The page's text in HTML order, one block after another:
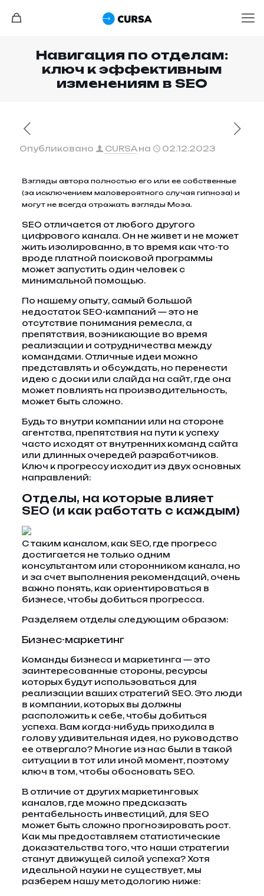
Навигация по отделам:
ключ к эффективным
изменениям в SEO
Опубликовано CURSA на 02.12.2023
Взгляды автора полностью его или ее собственные
(за исключением маловероятного случая гипноза) и
могут не всегда отражать взгляды Моза.
SEO отличается от любого другого
цифрового канала. Он не живет и не может
жить изолированно, в то время как что-то
вроде платной поисковой программы
может запустить один человек с
минимальной помощью.
По нашему опыту, самый большой
недостаток SEO-кампаний — это не
отсутствие понимания ремесла, а
препятствия, возникающие во время
реализации и сотрудничества между
командами. Отличные идеи можно
представлять и обсуждать, но перенести
идею с доски или слайда на сайт, где она
может повлиять на производительность,
может быть сложно.
Будь то внутри компании или на стороне
агентства, препятствия на пути к успеху
часто исходят от внутренних команд сайта
или длинных очередей разработчиков.
Ключ к прогрессу исходит из двух основных
направлений:
Отделы, на которые влияет
SEO (и как работать с каждым)
С таким каналом, как SEO, где прогресс
достигается не только одним
консультантом или сторонником канала, но
и за счет выполнения рекомендаций, очень
важно понять, как ориентироваться в
бизнесе, чтобы добиться прогресса.
Разделяем отделы следующим образом:
Бизнес-маркетинг
Команды бизнеса и маркетинга — это
заинтересованные стороны, ресурсы
которых будут использоваться для
реализации ваших стратегий SEO. Это люди
в компании, которых вы должны
расположить к себе, чтобы добиться
успеха. Вам когда-нибудь приходила в
голову удивительная идея, но руководство
ее отвергало? Многие из нас были в такой
ситуации в тот или иной момент, поэтому
ключ в том, чтобы обосновать SEO.
В отличие от других маркетинговых
каналов, где можно предсказать
рентабельность инвестиций, для SEO
может быть сложно прогнозировать рост.
Как мы предоставляем статистические
доказательства того, что наши стратегии
станут движущей силой успеха? Хотя
идеальной науки не существует, мы
разберем нашу методологию ниже: